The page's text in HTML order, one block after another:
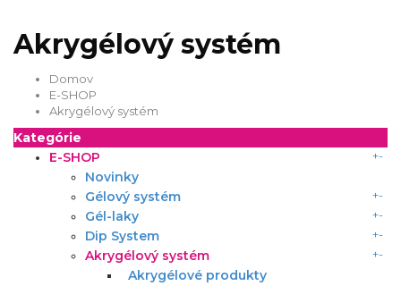
Akrygélový systém
Domov
E-SHOP
Akrygélový systém
Kategórie
E-SHOP
+-
Novinky
Gélový systém
+-
Gél-laky +-
Dip System +-
Akrygélový systém +-
Akrygélové produkty